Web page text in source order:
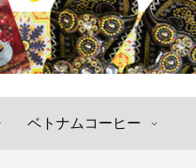
ベトナムコーヒー